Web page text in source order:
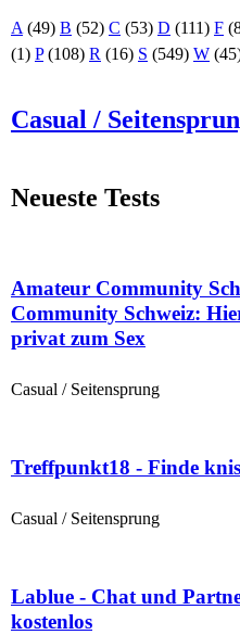
A (49) B (52) C (53) D (111) F
(1) P(108) R (16) S (549) W
Casual /
Neueste Tests
Amateur Community
Community Schweiz:
privat zum Sex
Casual / Seitensprung
Treffpunkt18 - Finde
Casual / Seitensprung
Lablue - Chat und
kostenlos